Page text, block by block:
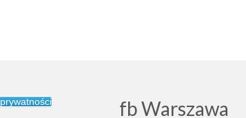
fb Warszawa